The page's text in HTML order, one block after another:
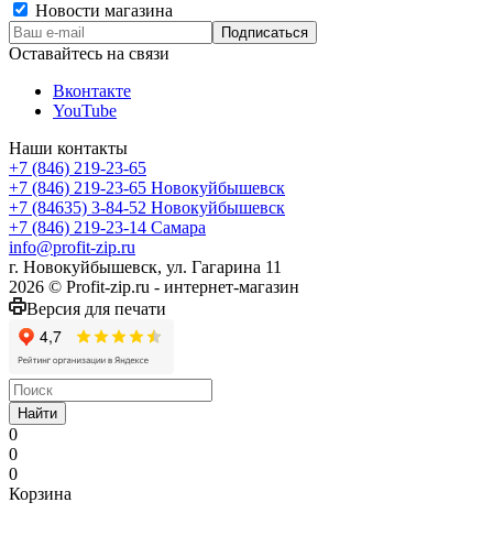
Новости магазина
Оставайтесь на связи
Вконтакте
YouTube
Наши контакты
+7 (846) 219-23-65
+7 (846) 219-23-65 Новокуйбышевск
+7 (84635) 3-84-52 Новокуйбышевск
+7 (846) 219-23-14 Самара
info@profit-zip.ru
г. Новокуйбышевск, ул. Гагарина 11
2026 © Profit-zip.ru - интернет-магазин
Версия для печати
Найти
0
0
0
Корзина